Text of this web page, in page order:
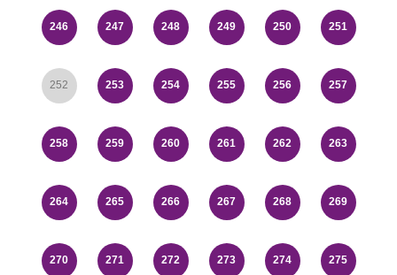
246 247 248 249 250 251
252 253 254 255 256 257
258 259 260 261 262 263
264 265 266 267 268 269
270 271 272 273 274 275